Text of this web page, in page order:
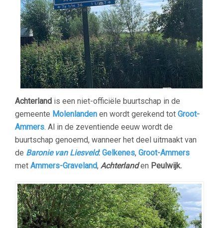
Achterland is een niet-officiële buurtschap in de
gemeente Molenlanden en wordt gerekend tot Groot-
Ammers. Al in de zeventiende eeuw wordt de
buurtschap genoemd, wanneer het deel uitmaakt van
de Baronie van Liesveld: Gelkenes, Groot-Ammers
met Ammers-Graveland, Achterlanden Peulwijk.